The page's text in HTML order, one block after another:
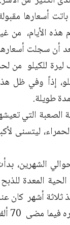
أسعارها
الأيام، من
أن سجلت أسعارها
وصل إلى 120 ألف ليرة للكيلو الواحد من لحم الخروف، و80 ألف ليرة
سقف مبيعها الـ 60 ألف ليرة للكيلو، إذاً وفي
طويلة.
التي
ليتسنى
الشهرين،
المعدة
مبيعه حياً منذ ثلاثة أشهر كان
حدود 90 ألف ليرة، كما وصل سعر كيلو لحم